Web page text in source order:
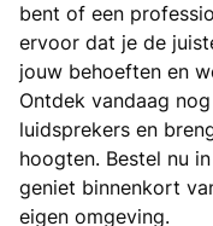
bent of een
ervoor dat je de
jouw behoeften en
Ontdek vandaag
luidsprekers en
hoogten. Bestel nu
geniet binnenkort
eigen omgeving.